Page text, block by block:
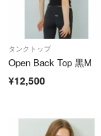
タンクトップ
Open Back Top 黒M
¥12,500